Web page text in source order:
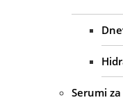
Serumi za